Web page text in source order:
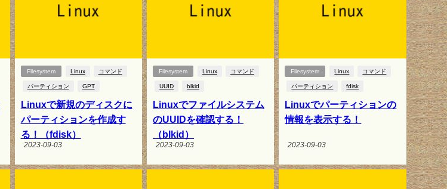
Filesystem Linux コマンド
パーティション GPT
Linuxで新規のディスクに
パーティションを作成す
る！（fdisk）
2023-09-03
Filesystem Linux コマンド
UUID blkid
Linuxでファイルシステム
のUUIDを確認する！
（blkid）
2023-09-03
Filesystem Linux コマンド
パーティション fdisk
Linuxでパーティションの
情報を表示する！
2023-09-03